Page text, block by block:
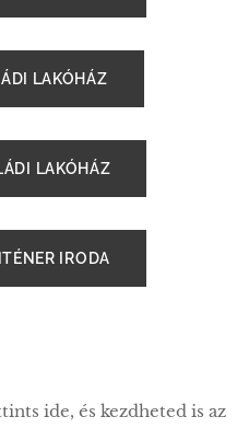
LAKÓHÁZ
LAKÓHÁZ
IRODA
ide, és kezdheted is az